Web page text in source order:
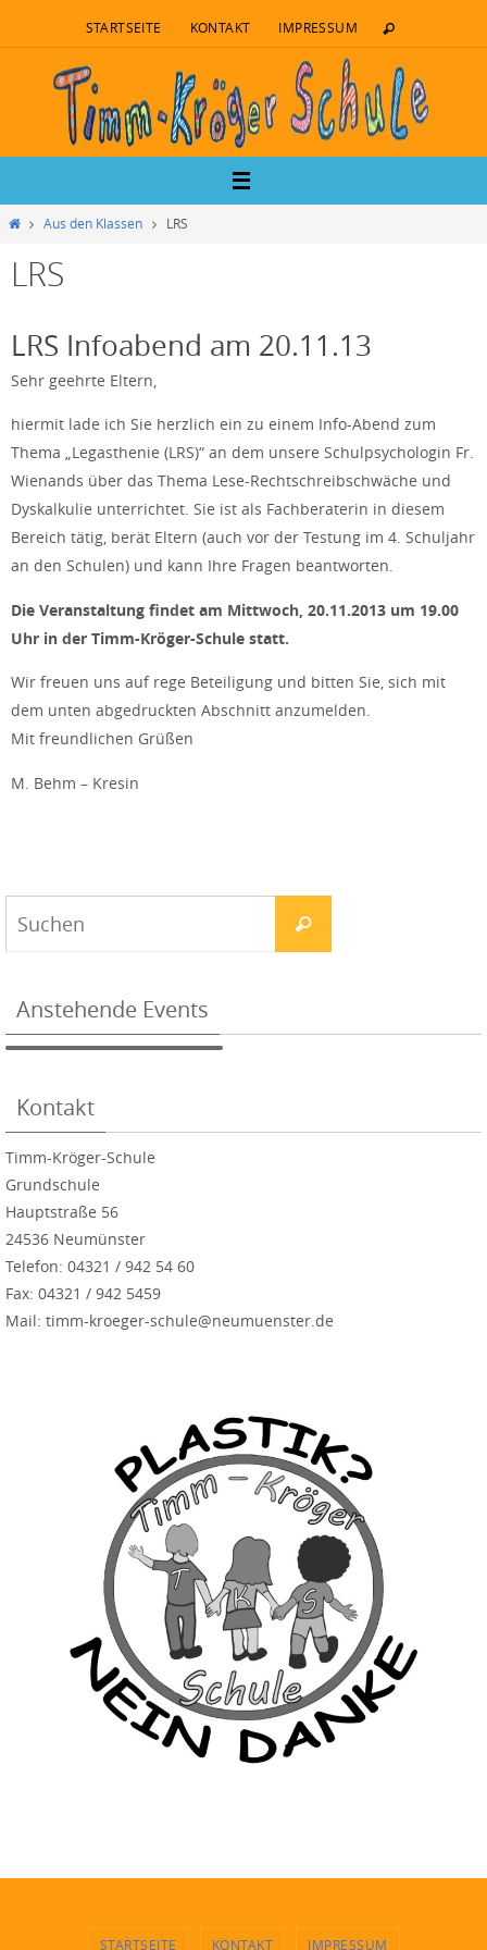
STARTSEITE KONTAKT IMPRESSUM
Aus den Klassen LRS
LRS
LRS Infoabend am 20.11.13
Sehr geehrte Eltern,
hiermit lade ich Sie herzlich ein zu einem Info-Abend zum
Thema „Legasthenie (LRS)“ an dem unsere Schulpsychologin Fr.
Wienands über das Thema Lese-Rechtschreibschwäche und
Dyskalkulie unterrichtet. Sie ist als Fachberaterin in diesem
Bereich tätig, berät Eltern (auch vor der Testung im 4. Schuljahr
an den Schulen) und kann Ihre Fragen beantworten.
Die Veranstaltung findet am Mittwoch, 20.11.2013 um 19.00
Uhr in der Timm-Kröger-Schule statt.
Wir freuen uns auf rege Beteiligung und bitten Sie, sich mit
dem unten abgedruckten Abschnitt anzumelden.
Mit freundlichen Grüßen
M. Behm – Kresin
Anstehende Events
Kontakt
Timm-Kröger-Schule
Grundschule
Hauptstraße 56
24536 Neumünster
Telefon: 04321 / 942 54 60
Fax: 04321 / 942 5459
Mail: timm-kroeger-schule@neumuenster.de
STARTSEITE KONTAKT IMPRESSUM